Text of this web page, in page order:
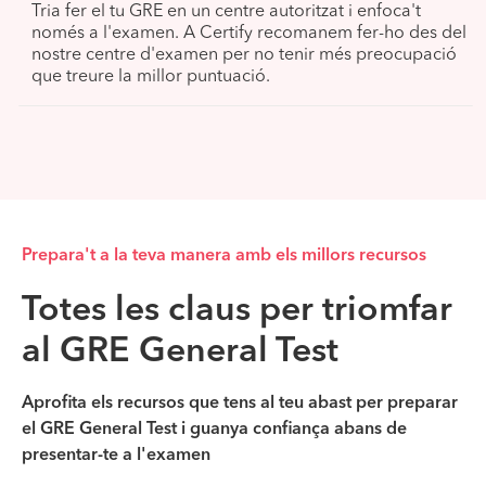
Tria fer el tu GRE en un centre autoritzat i enfoca't
només a l'examen. A Certify recomanem fer-ho des del
nostre centre d'examen per no tenir més preocupació
que treure la millor puntuació.
Prepara't a la teva manera amb els millors recursos
Totes les claus per triomfar
al GRE General Test
Aprofita els recursos que tens al teu abast per preparar
el GRE General Test i guanya confiança abans de
presentar-te a l'examen